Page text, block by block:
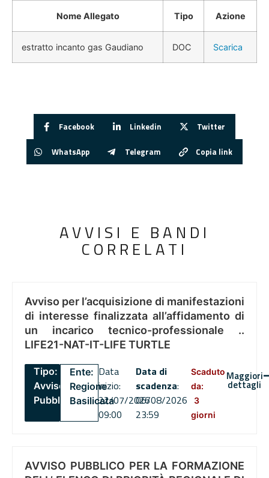
Nome Allegato Tipo Azione
estratto incanto gas Gaudiano DOC Scarica
Facebook Linkedin Twitter
WhatsApp Telegram Copia link
AVVISI E BANDI
CORRELATI
Avviso per l’acquisizione di manifestazioni
di interesse finalizzata all’affidamento di
un incarico tecnico-professionale ..
LIFE21-NAT-IT-LIFE TURTLE
Tipo:
Avviso
Pubblico
Ente:
Regione
Basilicata
Data
inizio:
22/07/2026
09:00
Data di
scadenza:
06/08/2026
23:59
Scaduto
da:
3
giorni
Maggiori
dettagli
AVVISO PUBBLICO PER LA FORMAZIONE